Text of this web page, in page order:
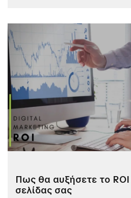
Πως θα αυξήσετε το ROI
σελίδας σας